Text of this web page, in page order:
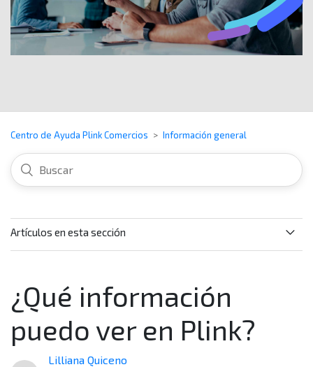
Centro de Ayuda Plink Comercios Información general
Artículos en esta sección
¿Cuáles planes hay en Plink?
¿Qué información
puedo ver en Plink?
Lilliana Quiceno